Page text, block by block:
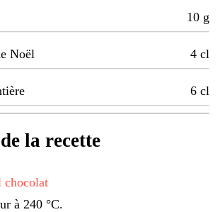
10 g
Noël 4 cl
6 cl
la recette
chocolat
à 240 °C.